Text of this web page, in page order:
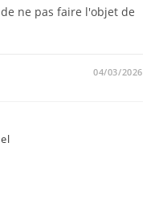
ne pas faire l'objet de
04/03/2026